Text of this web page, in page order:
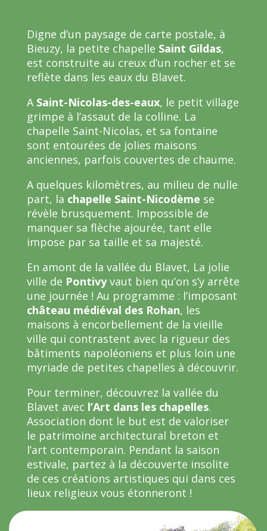
Digne d’un paysage de carte postale, à
Bieuzy, la petite chapelle Saint Gildas,
est construite au creux d’un rocher et se
reflète dans les eaux du Blavet.
A Saint-Nicolas-des-eaux, le petit village
grimpe à l’assaut de la colline. La
chapelle Saint-Nicolas, et sa fontaine
sont entourées de jolies maisons
anciennes, parfois couvertes de chaume.
A quelques kilomètres, au milieu de nulle
part, la chapelle Saint-Nicodème se
révèle brusquement. Impossible de
manquer sa flèche ajourée, tant elle
impose par sa taille et sa majesté.
En amont de la vallée du Blavet, La jolie
ville de Pontivyvaut bien qu’on s’y arrête
une journée ! Au programme : l’imposant
château médiéval des Rohan, les
maisons à encorbellement de la vieille
ville qui contrastent avec la rigueur des
bâtiments napoléoniens et plus loin une
myriade de petites chapelles à découvrir.
Pour terminer, découvrez la vallée du
Blavet avec l’Art dans les chapelles.
Association dont le but est de valoriser
le patrimoine architectural breton et
l’art contemporain. Pendant la saison
estivale, partez à la découverte insolite
de ces créations artistiques qui dans ces
lieux religieux vous étonneront !